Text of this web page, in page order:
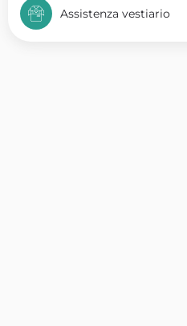
Assistenza vestiario